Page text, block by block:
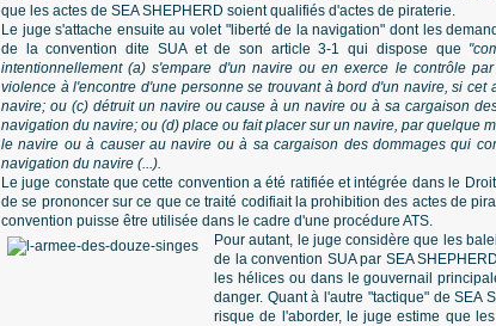
que les actes de SEA SHEPHERD soient qualifiés d'actes de piraterie.
Le juge s'attache ensuite au volet "liberté de la navigation" dont les
de la convention dite SUA et de son article 3-1 qui dispose que
intentionnellement (a) s'empare d'un navire ou en exerce le contrôle
violence à l'encontre d'une personne se trouvant à bord d'un navire, si
navire; ou (c) détruit un navire ou cause à un navire ou à sa cargaison
navigation du navire; ou (d) place ou fait placer sur un navire, par quelque
le navire ou à causer au navire ou à sa cargaison des dommages qui
navigation du navire (...).
Le juge constate que cette convention a été ratifiée et intégrée dans le
de se prononcer sur ce que ce traité codifiait la prohibition des actes de
convention puisse être utilisée dans le cadre d'une procédure ATS.
Pour autant, le juge considère que les
de la convention SUA par SEA
les hélices ou dans le gouvernail
danger. Quant à l'autre "tactique" de SEA
risque de l'aborder, le juge estime que